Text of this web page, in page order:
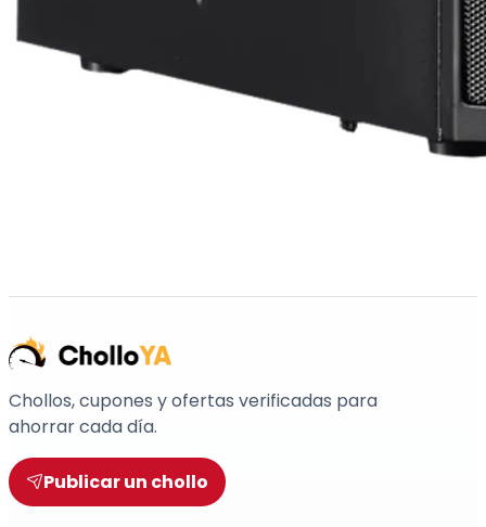
Chollos, cupones y ofertas verificadas para
ahorrar cada día.
Publicar un chollo